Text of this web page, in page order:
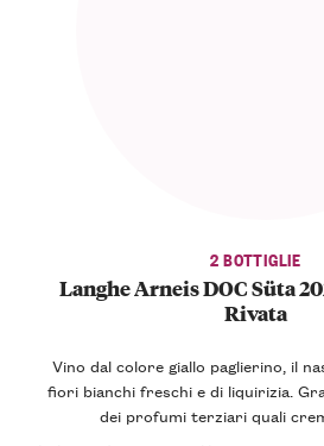
2 BOTTIGLIE
Langhe Arneis DOC Süta
Rivata
Vino dal colore giallo paglierino , il
fiori bianchi freschi e di liquirizia .
dei profumi terziari quali